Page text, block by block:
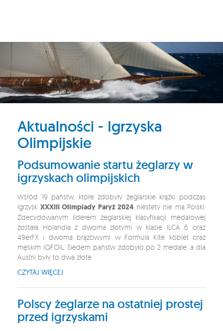
Aktualności - Igrzyska
Olimpijskie
Podsumowanie startu żeglarzy w
igrzyskach olimpijskich
Wśród 19 państw, które zdobyły żeglarskie krążki podczas
Igrzysk XXXIII Olimpiady Paryż 2024 niestety nie ma Polski.
Zdecydowanym liderem żeglarskiej klasyfikacji medalowej
została Holandia z dwoma złotymi w klasie ILCA 6 oraz
49erFX i dwoma brązowymi w Formula Kite kobiet oraz
męskim iQFOiL. Siedem państw zdobyło po 2 medale, a dla
Austrii były to dwa złote.
CZYTAJ WIĘCEJ
Polscy żeglarze na ostatniej prostej
przed igrzyskami